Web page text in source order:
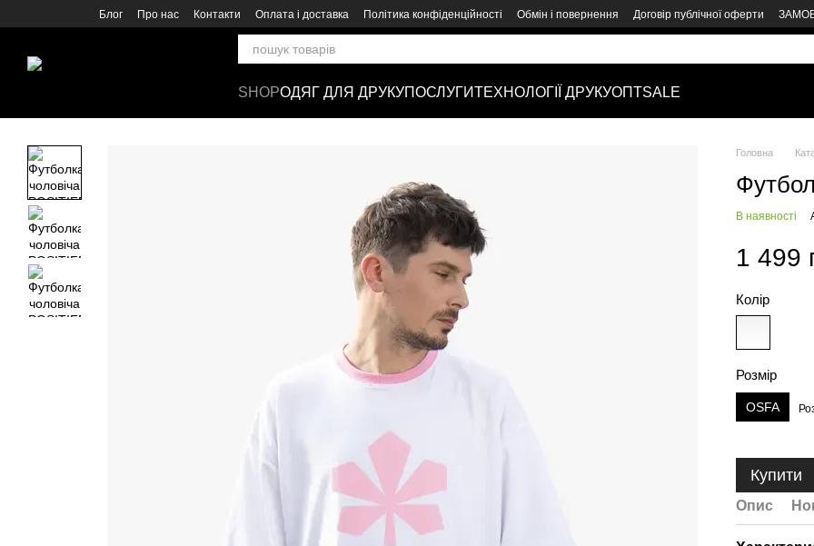
Перейти до основного контенту
Блог Про нас Контакти Оплата і доставка Політика конфіденційності Обмін і повернення Договір публічної оферти
SHOPОДЯГ ДЛЯ ДРУКУПОСЛУГИТЕХНОЛОГІЇ ДРУКУОПТSALE
Головна
В наявності
1 499
Колір
Розмір
OSFA
Купити
Опис